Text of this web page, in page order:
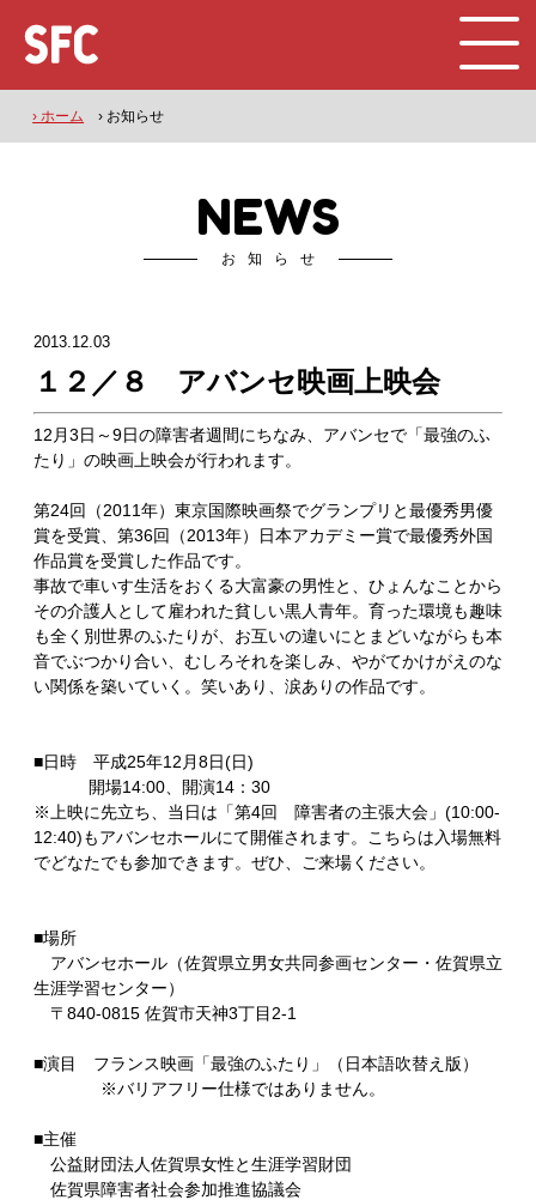
› ホーム › お知らせ
NEWS
お知らせ
2013.12.03
１２／８ アバンセ映画上映会
12月3日～9日の障害者週間にちなみ、アバンセで「最強のふ
たり」の映画上映会が行われます。
第24回（2011年）東京国際映画祭でグランプリと最優秀男優
賞を受賞、第36回（2013年）日本アカデミー賞で最優秀外国
作品賞を受賞した作品です。
事故で車いす生活をおくる大富豪の男性と、ひょんなことから
その介護人として雇われた貧しい黒人青年。育った環境も趣味
も全く別世界のふたりが、お互いの違いにとまどいながらも本
音でぶつかり合い、むしろそれを楽しみ、やがてかけがえのな
い関係を築いていく。笑いあり、涙ありの作品です。
■日時 平成25年12月8日(日)
開場14:00、開演14：30
※上映に先立ち、当日は「第4回 障害者の主張大会」(10:00-
12:40)もアバンセホールにて開催されます。こちらは入場無料
でどなたでも参加できます。ぜひ、ご来場ください。
■場所
アバンセホール（佐賀県立男女共同参画センター・佐賀県立
生涯学習センター）
〒840-0815 佐賀市天神3丁目2-1
■演目 フランス映画「最強のふたり」（日本語吹替え版）
※バリアフリー仕様ではありません。
■主催
公益財団法人佐賀県女性と生涯学習財団
佐賀県障害者社会参加推進協議会